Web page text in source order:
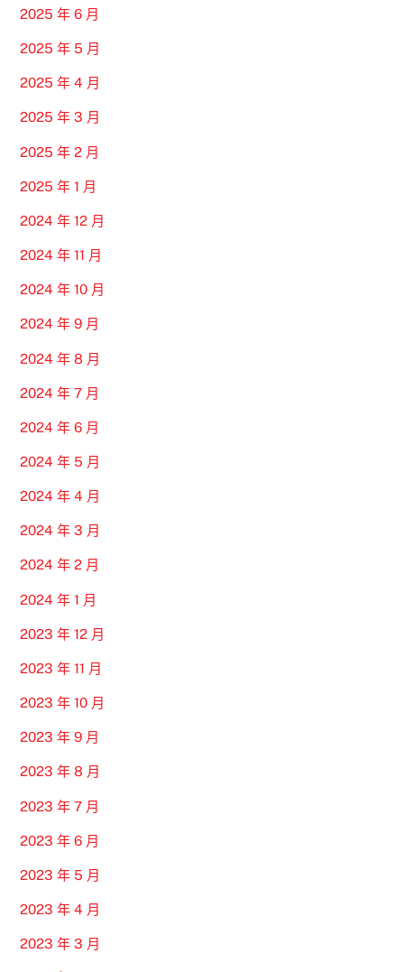
2025 年 6 月
2025 年 5 月
2025 年 4 月
2025 年 3 月
2025 年 2 月
2025 年 1 月
2024 年 12 月
2024 年 11 月
2024 年 10 月
2024 年 9 月
2024 年 8 月
2024 年 7 月
2024 年 6 月
2024 年 5 月
2024 年 4 月
2024 年 3 月
2024 年 2 月
2024 年 1 月
2023 年 12 月
2023 年 11 月
2023 年 10 月
2023 年 9 月
2023 年 8 月
2023 年 7 月
2023 年 6 月
2023 年 5 月
2023 年 4 月
2023 年 3 月